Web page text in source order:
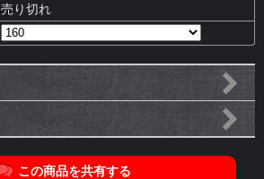
売り切れ
この商品を共有する